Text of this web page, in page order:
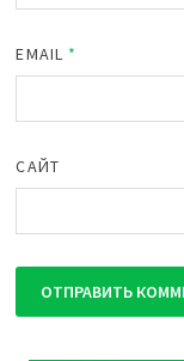
EMAIL *
САЙТ